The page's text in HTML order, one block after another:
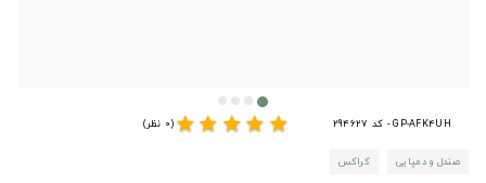
GP-AFK4UH - کد 294627 star
star
star
star
star(0 نظر)
صندل و دمپایی کراکس